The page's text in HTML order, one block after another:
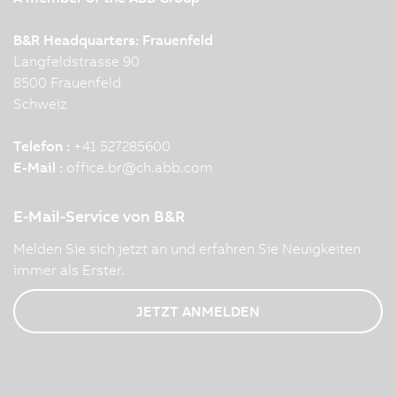
B&R Headquarters: Frauenfeld
Langfeldstrasse 90
8500 Frauenfeld
Schweiz
Telefon : +41 527285600
E-Mail : office.br@ch.abb.com
E-Mail-Service von B&R
Melden Sie sich jetzt an und erfahren Sie Neuigkeiten
immer als Erster.
JETZT ANMELDEN